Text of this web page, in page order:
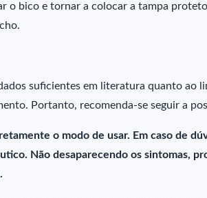
o bico e tornar a colocar a tampa
suficientes em literatura quanto ao
Portanto, recomenda-se seguir a
o modo de usar. Em caso de
Não desaparecendo os sintomas,